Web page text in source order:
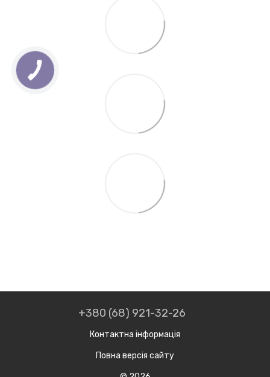
+380 (68) 921-32-26
Контактна інформація
Повна версія сайту